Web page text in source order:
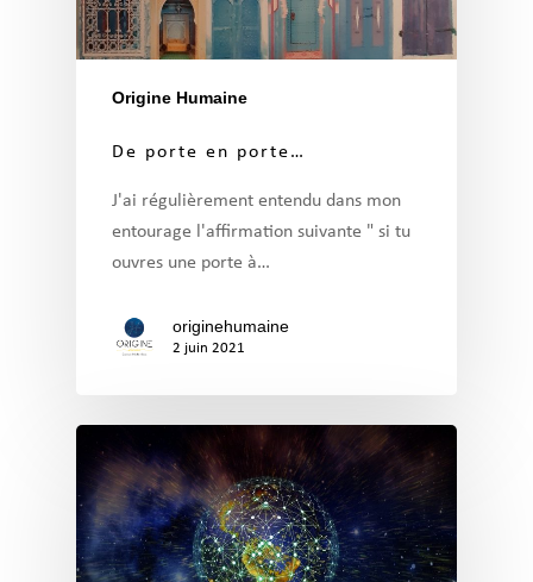
Origine Humaine
De porte en porte…
J'ai régulièrement entendu dans mon
entourage l'affirmation suivante " si tu
ouvres une porte à…
originehumaine
2 juin 2021